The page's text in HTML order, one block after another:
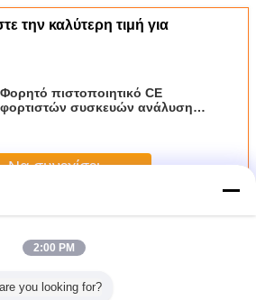
την καλύτερη τιμή για
Φορητό πιστοποιητικό CE
φορτιστών συσκευών ανάλυσης
Να συνεχίσει
κραδασμούς μετρητής
2:00 PM
you looking for?